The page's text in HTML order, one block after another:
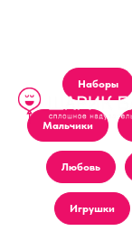
Наборы
Мальчики
Любовь
Игрушки